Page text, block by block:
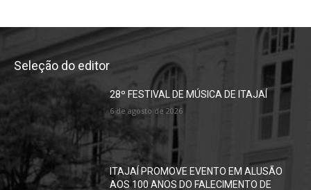
Seleção do editor
28º FESTIVAL DE MÚSICA DE ITAJAÍ
6 de agosto de 2026
ITAJAÍ PROMOVE EVENTO EM ALUSÃO
AOS 100 ANOS DO FALECIMENTO DE